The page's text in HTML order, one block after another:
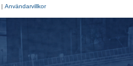
Användarvillkor